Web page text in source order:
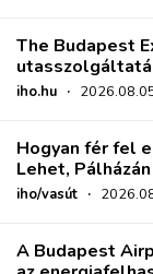
The Budapest
iho.hu ·
Hogyan fér fel
Lehet,
iho/vasút ·
A Budapest